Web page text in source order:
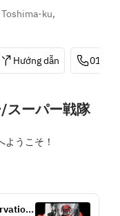
ku,
Hướng dẫn 0120-
スーパー戦隊
うこそ！